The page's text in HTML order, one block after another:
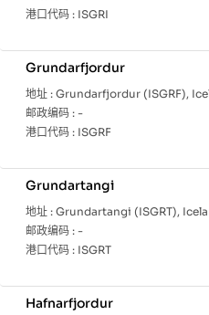
港口代码 : ISGRI
Grundarfjordur
地址 : Grundarfjordur (ISGRF),
邮政编码 : -
港口代码 : ISGRF
Grundartangi
地址 : Grundartangi (ISGRT),
邮政编码 : -
港口代码 : ISGRT
Hafnarfjordur